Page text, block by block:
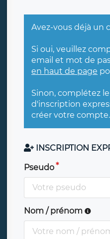
Avez-vous déjà un
Si oui, veuillez
email et mot de
en haut de page
Sinon, complétez
d'inscription
créer votre compte.
INSCRIPTION
Pseudo
Nom / prénom